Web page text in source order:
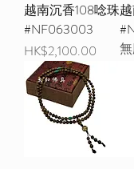
越南沉香108唸珠
#NF063003
價格
HK$2,100.00